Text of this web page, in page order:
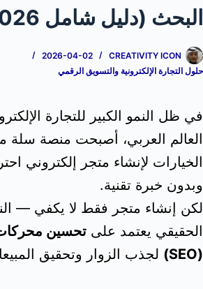
البحث (دليل شامل 2026)
CREATIVITY ICON
2026-04-02
حلول التجارة الإلكترونية والتسويق الرقمي
في ظل النمو الكبير للتجارة
العالم العربي، أصبحت منصة
الخيارات لإنشاء متجر إلكتروني
وبدون خبرة تقنية.
لكن إنشاء متجر فقط لا يكفي —
الحقيقي يعتمد على تحسين
(SEO)
لجذب الزوار وتحقيق